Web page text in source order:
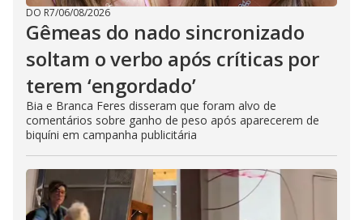
DO R7/06/08/2026
Gêmeas do nado sincronizado
soltam o verbo após críticas por
terem ‘engordado’
Bia e Branca Feres disseram que foram alvo de
comentários sobre ganho de peso após aparecerem de
biquíni em campanha publicitária